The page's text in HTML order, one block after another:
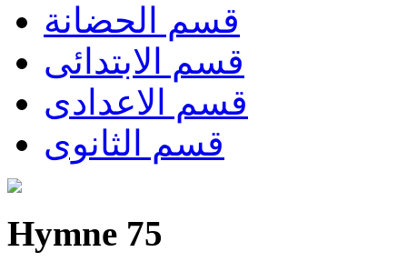
قسم الحضانة
قسم الابتدائى
قسم الاعدادى
قسم الثانوى
Hymne 75